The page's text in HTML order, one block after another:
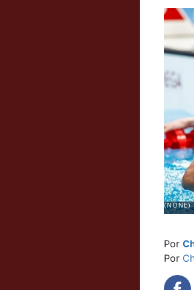
(NONE)
Por
Por